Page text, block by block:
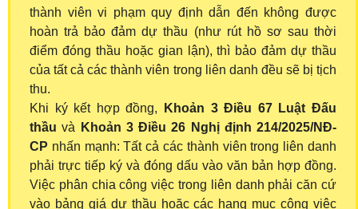
thành viên vi phạm quy định dẫn đến không được
hoàn trả bảo đảm dự thầu (như rút hồ sơ sau thời
điểm đóng thầu hoặc gian lận), thì bảo đảm dự thầu
của tất cả các thành viên trong liên danh đều sẽ bị tịch
thu.
Khi ký kết hợp đồng,
Khoản 3 Điều 67 Luật Đấu
thầu và
Khoản 3 Điều 26 Nghị định 214/2025/NĐ-
CP nhấn mạnh: Tất cả các thành viên trong liên danh
phải trực tiếp ký và đóng dấu vào văn bản hợp đồng.
Việc phân chia công việc trong liên danh phải căn cứ
vào bảng giá dự thầu hoặc các hạng mục công việc